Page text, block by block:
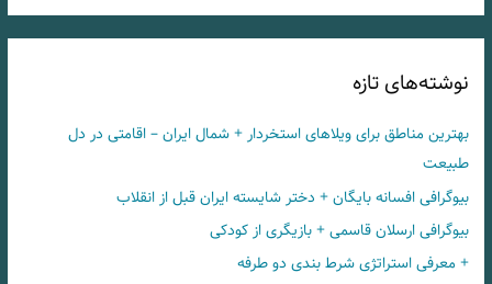
نوشته‌های تازه
بهترین مناطق برای ویلاهای استخردار + شمال ایران – اقامتی در دل
طبیعت
بیوگرافی افسانه بایگان + دختر شایسته ایران قبل از انقلاب
بیوگرافی ارسلان قاسمی + بازیگری از کودکی
+ معرفی استراتژی شرط بندی دو طرفه